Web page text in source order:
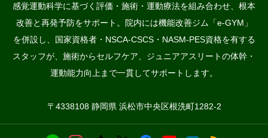
感覚運動科学に基づく評価・施術・運動療法を組み合わせ、根本
改善と再発予防をサポート。院内には機能改善ジム「e-GYM」
を併設し、国家資格者・NSCA-CSCS・NASM-PES資格を有する
スタッフが、施術からセルフケア、ジュニアアスリートの体幹・
運動能力向上まで一貫してサポートします。
〒4338108 静岡県 浜松市中央区根洗町1282-2